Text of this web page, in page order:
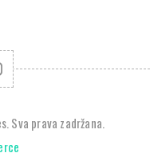
Sva prava zadržana.